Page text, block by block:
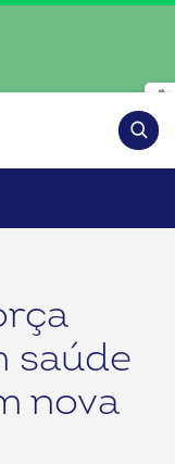
saúde
nova